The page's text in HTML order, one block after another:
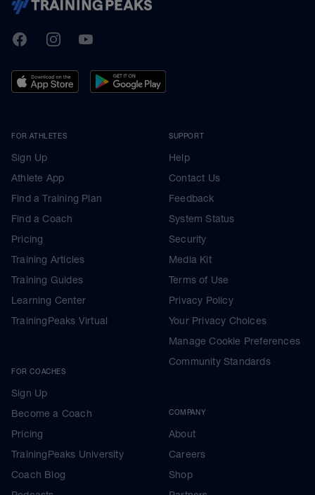
TrainingPeaks
FacebookInstagramYoutube
FOR ATHLETES
Sign Up
Athlete App
Find a Training Plan
Find a Coach
Pricing
Training Articles
Training Guides
Learning Center
TrainingPeaks Virtual
FOR COACHES
Sign Up
Become a Coach
Pricing
TrainingPeaks University
Coach Blog
SUPPORT
Help
Contact Us
Feedback
System Status
Security
Media Kit
Terms of Use
Privacy Policy
Your Privacy Choices
Manage Cookie Preferences
Community Standards
COMPANY
About
Careers
Shop